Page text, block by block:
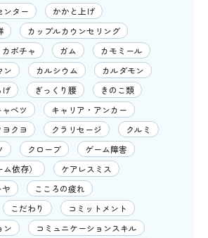
ンター
かかと上げ
カップルカウンセリング
カボチャ ガム
カモミール
ン
カルシウム
カルダモン
げ ぎっくり腰
きのこ類
ャベツ
キャリア・アンカー
ヨクヨ クラリセージ
クルミ
クローブ
ゲーム障害
依存）
ケアレスミス
ヤ
こころの疲れ
こだわり
コミットメント
ン
コミュニケーションスキル